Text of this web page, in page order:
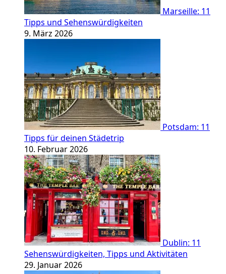
Marseille: 11
Tipps und Sehenswürdigkeiten
9. März 2026
Potsdam: 11
Tipps für deinen Städetrip
10. Februar 2026
Dublin: 11
Sehenswürdigkeiten, Tipps und Aktivitäten
29. Januar 2026